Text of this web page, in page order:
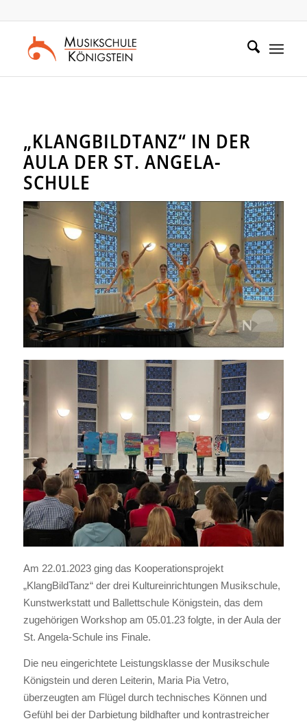
Inhalt
springen
Navigation
springen
„KLANGBILDTANZ“ IN DER
AULA DER ST. ANGELA-
SCHULE
Am 22.01.2023 ging das Kooperationsprojekt
„KlangBildTanz“ der drei Kultureinrichtungen Musikschule,
Kunstwerkstatt und Ballettschule Königstein, das dem
zugehörigen Workshop am 05.01.23 folgte, in der Aula der
St. Angela-Schule ins Finale.
Die neu eingerichtete Leistungsklasse der Musikschule
Königstein und deren Leiterin, Maria Pia Vetro,
überzeugten am Flügel durch technisches Können und
Gefühl bei der Darbietung bildhafter und kontrastreicher